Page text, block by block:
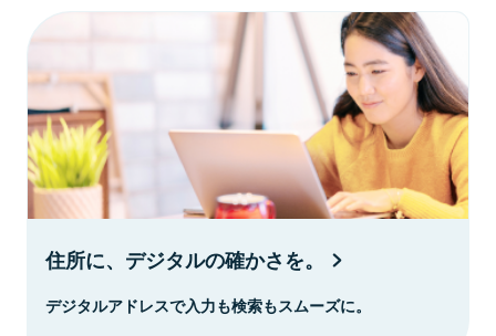
住所に、デジタルの確かさを。
デジタルアドレスで入力も検索もスムーズに。